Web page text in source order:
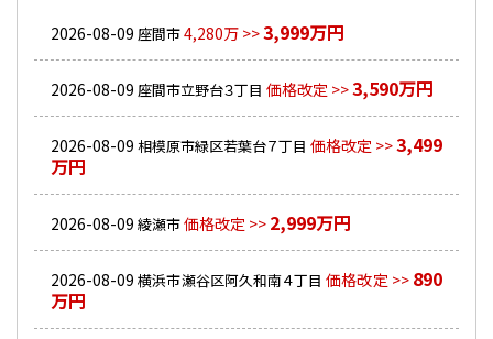
2026-08-09 座間市4,280万 >>3,999万円
2026-08-09 座間市立野台３丁目 価格改定 >>3,590万円
2026-08-09 相模原市緑区若葉台７丁目 価格改定 >>3,499
万円
2026-08-09 綾瀬市価格改定 >> 2,999万円
2026-08-09 横浜市瀬谷区阿久和南４丁目 価格改定 >> 890
万円